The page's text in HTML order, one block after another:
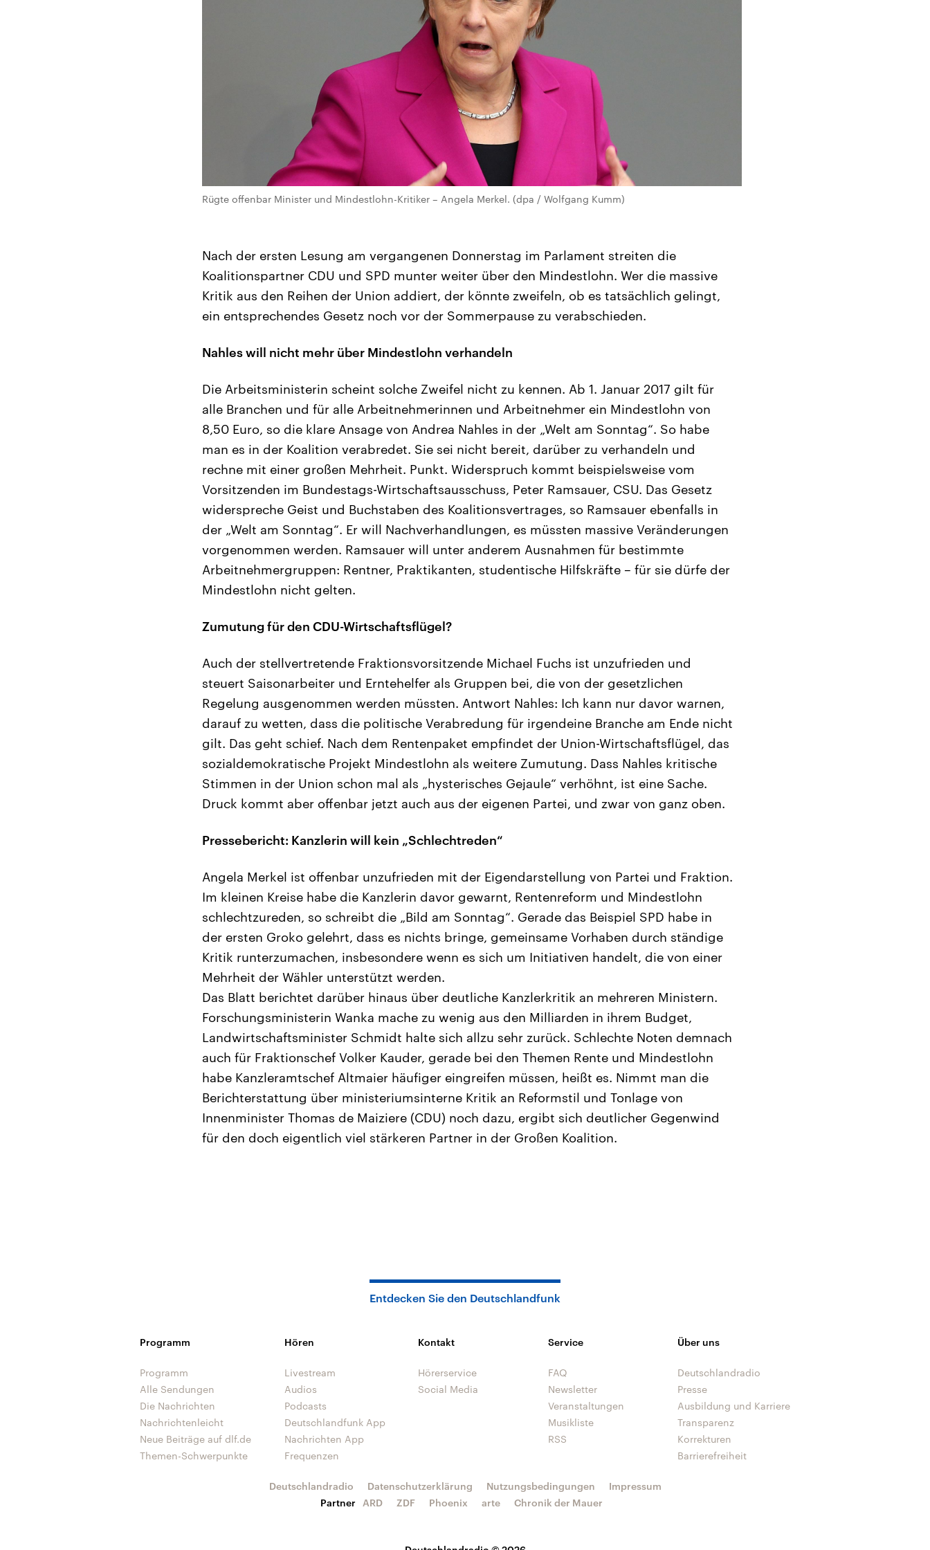
Rügte offenbar Minister und Mindestlohn-Kritiker – Angela Merkel. (dpa / Wolfgang Kumm)
Nach der ersten Lesung am vergangenen Donnerstag im Parlament streiten die
Koalitionspartner CDU und SPD munter weiter über den Mindestlohn. Wer die massive
Kritik aus den Reihen der Union addiert, der könnte zweifeln, ob es tatsächlich gelingt,
ein entsprechendes Gesetz noch vor der Sommerpause zu verabschieden.
Nahles will nicht mehr über Mindestlohn verhandeln
Die Arbeitsministerin scheint solche Zweifel nicht zu kennen. Ab 1. Januar 2017 gilt für
alle Branchen und für alle Arbeitnehmerinnen und Arbeitnehmer ein Mindestlohn von
8,50 Euro, so die klare Ansage von Andrea Nahles in der „Welt am Sonntag“. So habe
man es in der Koalition verabredet. Sie sei nicht bereit, darüber zu verhandeln und
rechne mit einer großen Mehrheit. Punkt. Widerspruch kommt beispielsweise vom
Vorsitzenden im Bundestags-Wirtschaftsausschuss, Peter Ramsauer, CSU. Das Gesetz
widerspreche Geist und Buchstaben des Koalitionsvertrages, so Ramsauer ebenfalls in
der „Welt am Sonntag“. Er will Nachverhandlungen, es müssten massive Veränderungen
vorgenommen werden. Ramsauer will unter anderem Ausnahmen für bestimmte
Arbeitnehmergruppen: Rentner, Praktikanten, studentische Hilfskräfte – für sie dürfe der
Mindestlohn nicht gelten.
Zumutung für den CDU-Wirtschaftsflügel?
Auch der stellvertretende Fraktionsvorsitzende Michael Fuchs ist unzufrieden und
steuert Saisonarbeiter und Erntehelfer als Gruppen bei, die von der gesetzlichen
Regelung ausgenommen werden müssten. Antwort Nahles: Ich kann nur davor warnen,
darauf zu wetten, dass die politische Verabredung für irgendeine Branche am Ende nicht
gilt. Das geht schief. Nach dem Rentenpaket empfindet der Union-Wirtschaftsflügel, das
sozialdemokratische Projekt Mindestlohn als weitere Zumutung. Dass Nahles kritische
Stimmen in der Union schon mal als „hysterisches Gejaule“ verhöhnt, ist eine Sache.
Druck kommt aber offenbar jetzt auch aus der eigenen Partei, und zwar von ganz oben.
Pressebericht: Kanzlerin will kein „Schlechtreden“
Angela Merkel ist offenbar unzufrieden mit der Eigendarstellung von Partei und Fraktion.
Im kleinen Kreise habe die Kanzlerin davor gewarnt, Rentenreform und Mindestlohn
schlechtzureden, so schreibt die „Bild am Sonntag“. Gerade das Beispiel SPD habe in
der ersten Groko gelehrt, dass es nichts bringe, gemeinsame Vorhaben durch ständige
Kritik runterzumachen, insbesondere wenn es sich um Initiativen handelt, die von einer
Mehrheit der Wähler unterstützt werden.
Das Blatt berichtet darüber hinaus über deutliche Kanzlerkritik an mehreren Ministern.
Forschungsministerin Wanka mache zu wenig aus den Milliarden in ihrem Budget,
Landwirtschaftsminister Schmidt halte sich allzu sehr zurück. Schlechte Noten demnach
auch für Fraktionschef Volker Kauder, gerade bei den Themen Rente und Mindestlohn
habe Kanzleramtschef Altmaier häufiger eingreifen müssen, heißt es. Nimmt man die
Berichterstattung über ministeriumsinterne Kritik an Reformstil und Tonlage von
Innenminister Thomas de Maiziere (CDU) noch dazu, ergibt sich deutlicher Gegenwind
für den doch eigentlich viel stärkeren Partner in der Großen Koalition.
Entdecken Sie den Deutschlandfunk
Programm
Programm
Alle Sendungen
Die Nachrichten
Nachrichtenleicht
Neue Beiträge auf dlf.de
Themen-Schwerpunkte
Hören
Livestream
Audios
Podcasts
Deutschlandfunk App
Nachrichten App
Frequenzen
Kontakt
Hörerservice
Social Media
Service
FAQ
Newsletter
Veranstaltungen
Musikliste
RSS
Über uns
Deutschlandradio
Presse
Ausbildung und Karriere
Transparenz
Korrekturen
Barrierefreiheit
Deutschlandradio Datenschutzerklärung Nutzungsbedingungen
Impressum
Partner
ARD ZDF Phoenix arte Chronik der Mauer